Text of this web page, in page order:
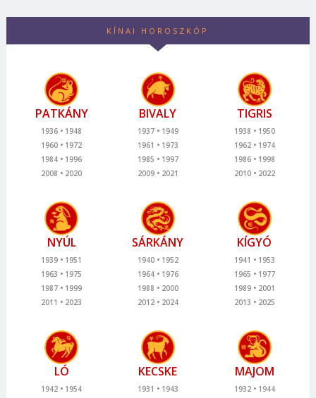
KÍNAI HOROSZKÓP
PATKÁNY
1936
1948
1960
1972
1984
1996
2008
2020
BIVALY
1937
1949
1961
1973
1985
1997
2009
2021
TIGRIS
1938
1950
1962
1974
1986
1998
2010
2022
NYÚL
1939
1951
1963
1975
1987
1999
2011
2023
SÁRKÁNY
1940
1952
1964
1976
1988
2000
2012
2024
KÍGYÓ
1941
1953
1965
1977
1989
2001
2013
2025
LÓ
1942 1954
KECSKE
1931 1943
MAJOM
1932 1944